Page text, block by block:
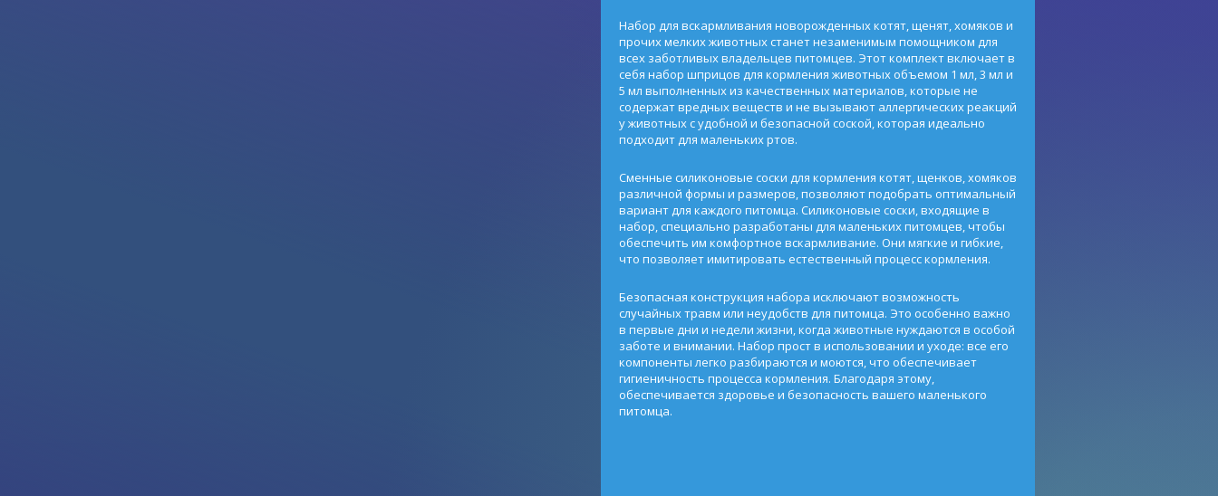
Набор для вскармливания новорожденных котят, щенят, хомяков и
прочих мелких животных станет незаменимым помощником для
всех заботливых владельцев питомцев. Этот комплект включает в
себя набор шприцов для кормления животных объемом 1 мл, 3 мл и
5 мл выполненных из качественных материалов, которые не
содержат вредных веществ и не вызывают аллергических реакций
у животных с удобной и безопасной соской, которая идеально
подходит для маленьких ртов.
Сменные силиконовые соски для кормления котят, щенков, хомяков
различной формы и размеров, позволяют подобрать оптимальный
вариант для каждого питомца. Силиконовые соски, входящие в
набор, специально разработаны для маленьких питомцев, чтобы
обеспечить им комфортное вскармливание. Они мягкие и гибкие,
что позволяет имитировать естественный процесс кормления.
Безопасная конструкция набора исключают возможность
случайных травм или неудобств для питомца. Это особенно важно
в первые дни и недели жизни, когда животные нуждаются в особой
заботе и внимании. Набор прост в использовании и уходе: все его
компоненты легко разбираются и моются, что обеспечивает
гигиеничность процесса кормления. Благодаря этому,
обеспечивается здоровье и безопасность вашего маленького
питомца.